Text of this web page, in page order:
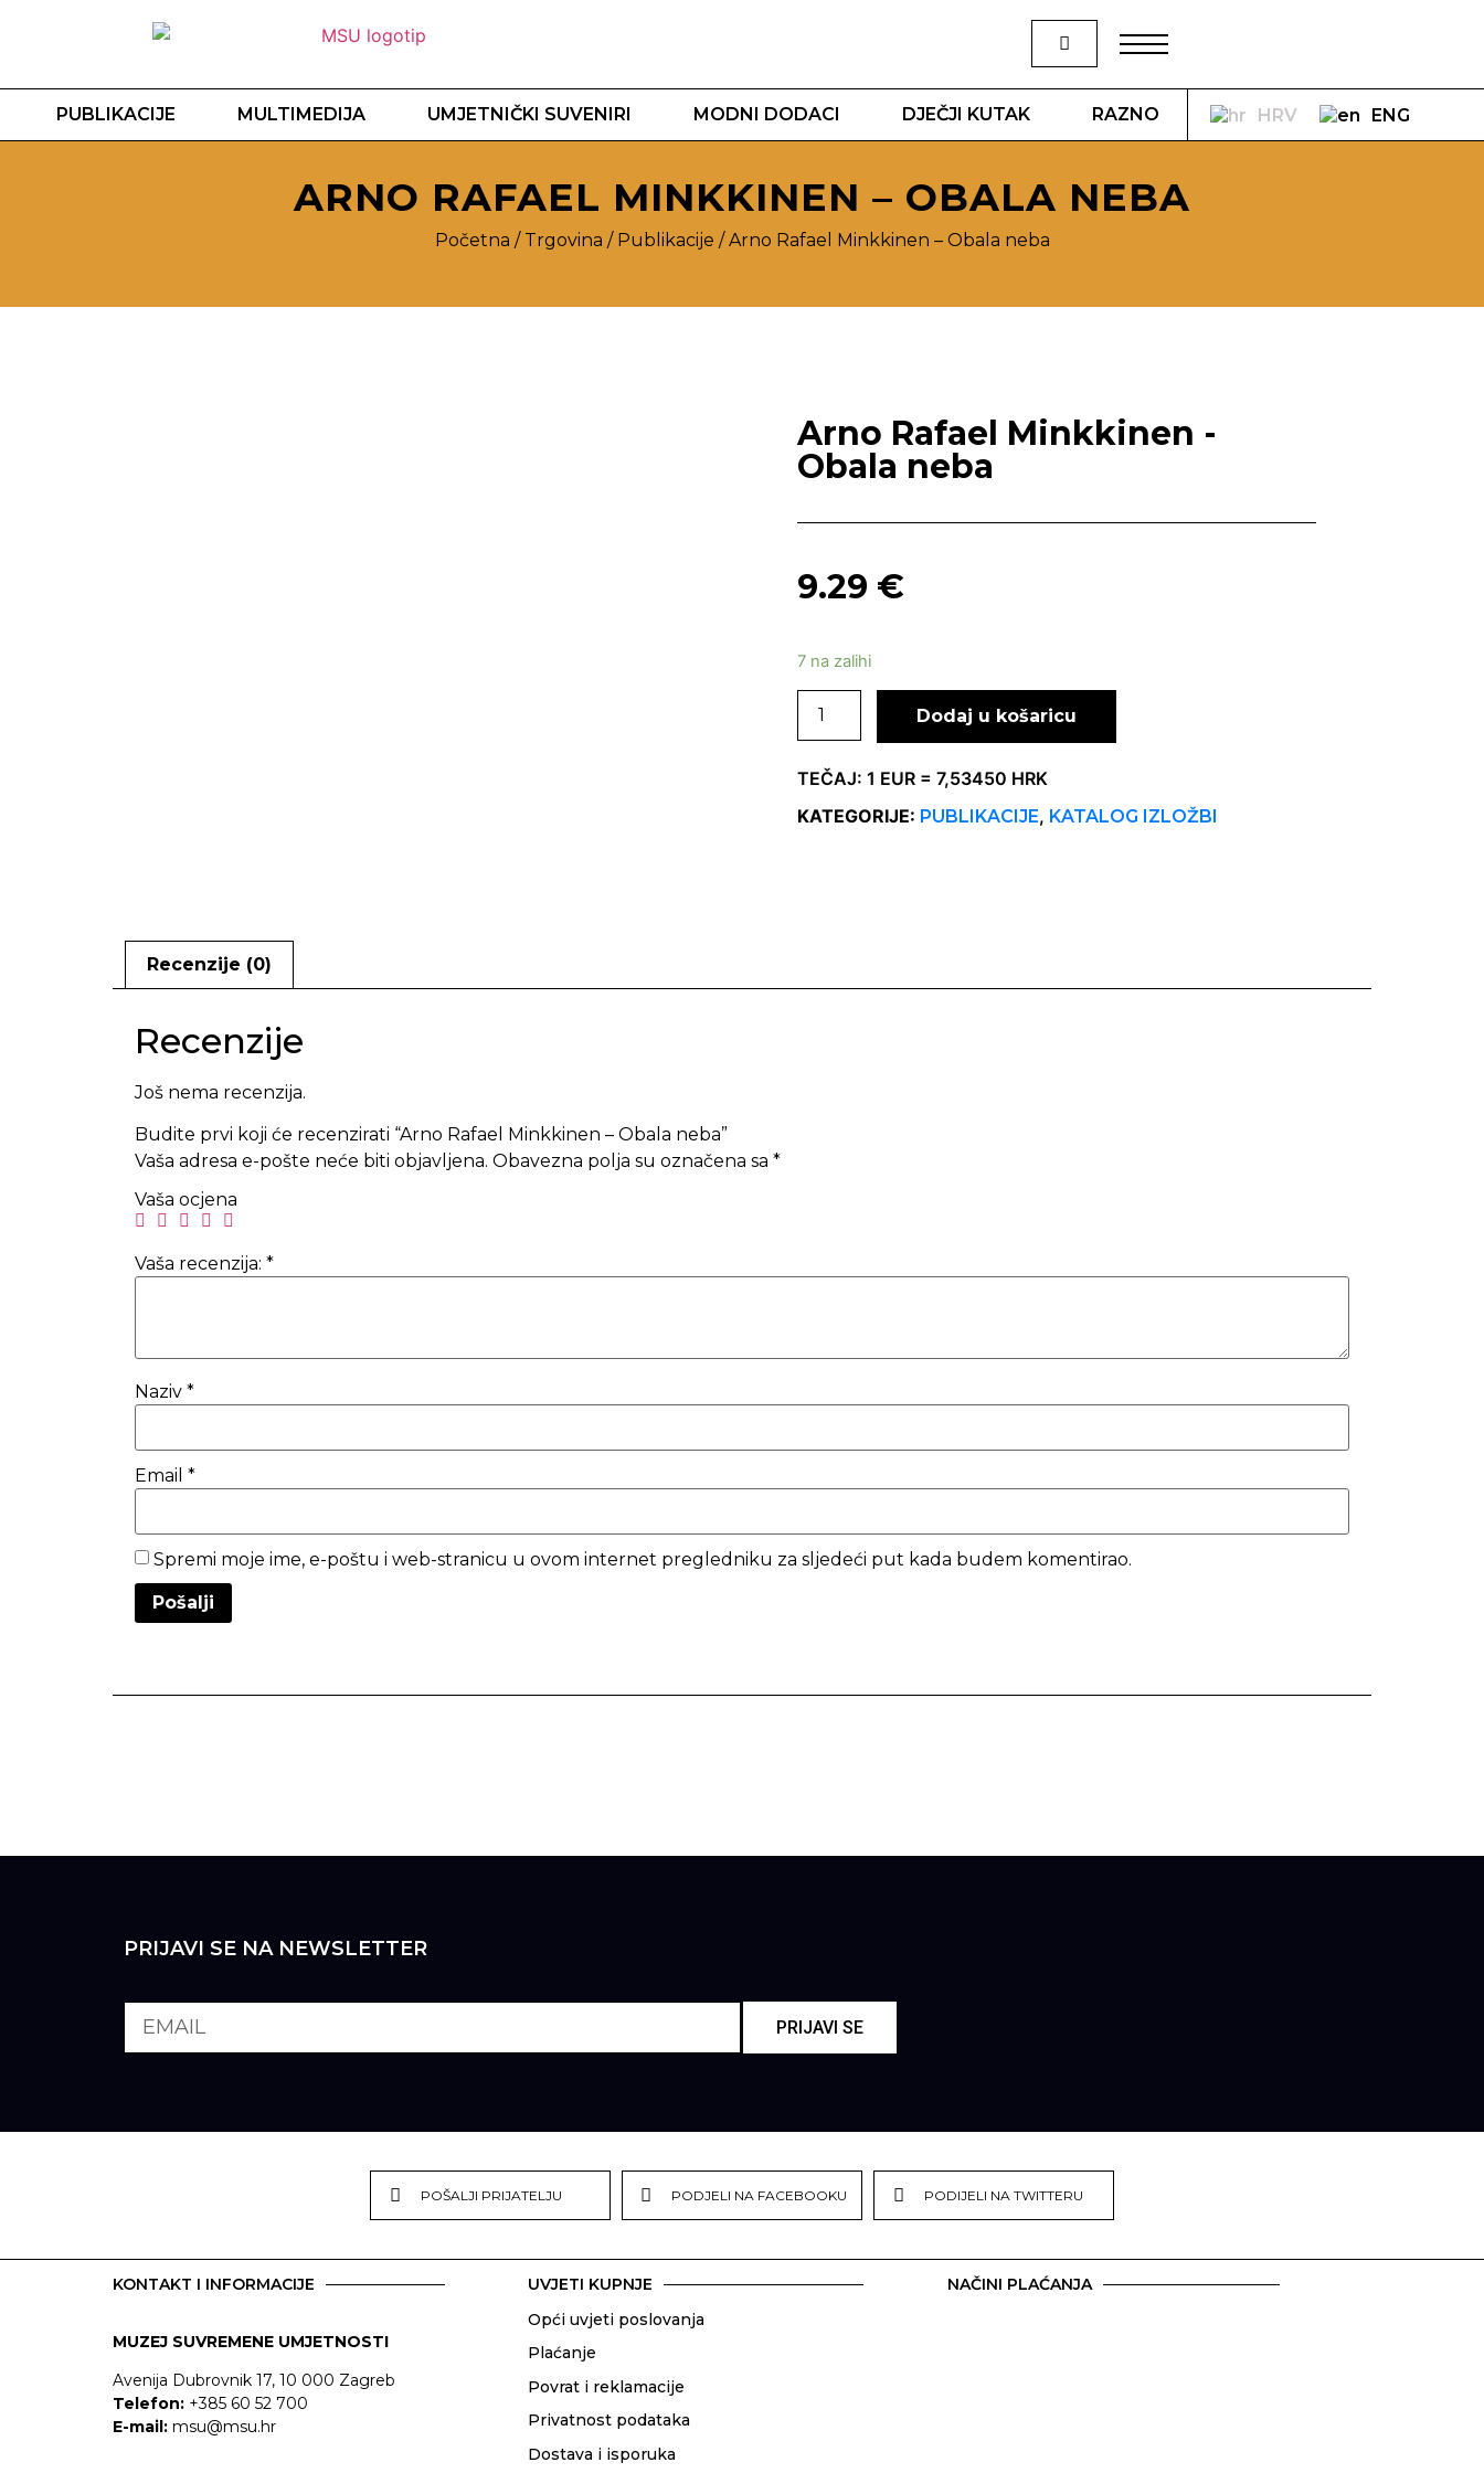
PUBLIKACIJE MULTIMEDIJA UMJETNIČKI SUVENIRI MODNI DODACI DJEČJI KUTAK RAZNO HRV ENG
ARNO RAFAEL MINKKINEN – OBALA NEBA
Početna / Trgovina / Publikacije / Arno Rafael Minkkinen – Obala neba
Arno Rafael Minkkinen -
Obala neba
9.29 €
7 na zalihi
Dodaj u košaricu
TEČAJ: 1 EUR = 7,53450 HRK
KATEGORIJE: PUBLIKACIJE, KATALOG IZLOŽBI
Recenzije (0)
Recenzije
Još nema recenzija.
Budite prvi koji će recenzirati “Arno Rafael Minkkinen – Obala neba”
Vaša adresa e-pošte neće biti objavljena. Obavezna polja su označena sa *
Vaša ocjena
Vaša recenzija: *
Naziv *
Email *
Spremi moje ime, e-poštu i web-stranicu u ovom internet pregledniku za sljedeći put kada budem komentirao.
PRIJAVI SE NA NEWSLETTER
PRIJAVI SE
POŠALJI PRIJATELJU PODJELI NA FACEBOOKU PODIJELI NA TWITTERU
KONTAKT I INFORMACIJE
MUZEJ SUVREMENE UMJETNOSTI
Avenija Dubrovnik 17, 10 000 Zagreb
Telefon: +385 60 52 700
E-mail: msu@msu.hr
UVJETI KUPNJE
Opći uvjeti poslovanja
Plaćanje
Povrat i reklamacije
Privatnost podataka
Dostava i isporuka
NAČINI PLAĆANJA